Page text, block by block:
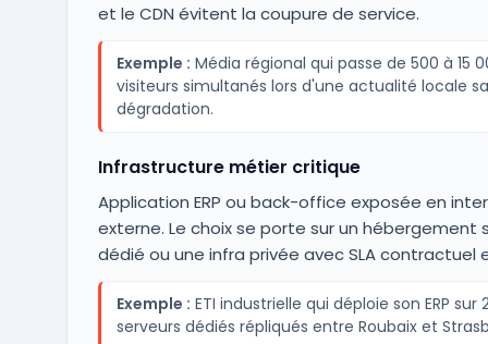
et le CDN évitent la coupure de service.
Exemple : Média régional qui passe de 500 à 15
visiteurs simultanés lors d'une actualité locale
dégradation.
Infrastructure métier critique
Application ERP ou back-office exposée en
externe. Le choix se porte sur un hébergement
dédié ou une infra privée avec SLA contractuel
Exemple : ETI industrielle qui déploie son ERP sur
serveurs dédiés répliqués entre Roubaix et